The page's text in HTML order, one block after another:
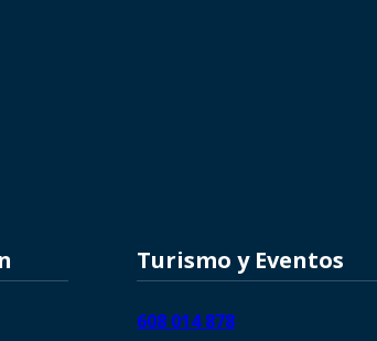
Turismo y Eventos
608 014 878